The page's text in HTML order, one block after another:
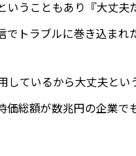
いうこともあり『大丈
トラブルに巻き込まれ
しているから大丈夫と
価総額が数兆円の企業